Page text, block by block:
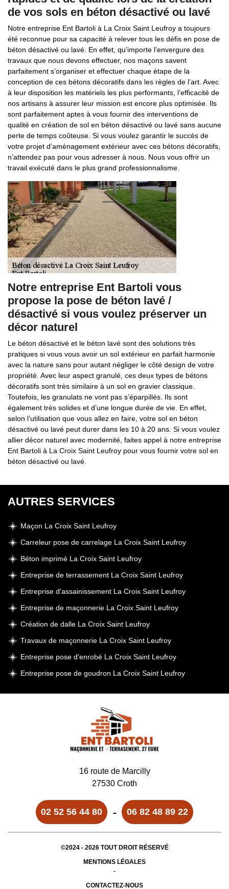
de vos sols en béton désactivé ou lavé
Notre entreprise Ent Bartoli à La Croix Saint Leufroy a toujours
été reconnue pour sa capacité à relever tous les défis en pose de
béton désactivé ou lavé. En effet, qu’importe l’envergure des
travaux que nous devons effectuer, nos maçons savent
parfaitement s’organiser et effectuer chaque étape de la
conception de ces bétons décoratifs dans les règles de l’art. Avec
à leur disposition les matériels les plus performants, l’efficacité de
nos artisans à assurer leur mission est encore plus optimisée. Ils
sont parfaitement aptes à vous fournir des interventions de
qualité en création de sol en béton désactivé ou lavé sans aucune
perte de temps coûteuse. Si vous voulez garantir le succès de
votre projet d’aménagement extérieur avec ces bétons décoratifs,
n’attendez pas pour vous adresser à nous. Nous vous offrir un
travail exécuté dans le plus grand professionnalisme.
Notre entreprise Ent Bartoli vous
propose la pose de béton lavé /
désactivé si vous voulez préserver un
décor naturel
Le béton désactivé et le béton lavé sont des solutions très
pratiques si vous vous avoir un sol extérieur en parfait harmonie
avec la nature sans pour autant négliger le côté design de votre
propriété. Avec leur aspect granulé, ces deux types de bétons
décoratifs sont très similaire à un sol en gravier classique.
Toutefois, les granulats ne vont pas s’éparpillés. Ils sont
également très solides et d’une longue durée de vie. En effet,
selon l’utilisation que vous allez en faire, votre sol en béton
désactivé ou lavé peut durer dans les 10 à 20 ans. Si vous voulez
allier décor naturel avec modernité, faites appel à notre entreprise
Ent Bartoli à La Croix Saint Leufroy pour vous fournir votre sol en
béton désactivé ou lavé.
AUTRES SERVICES
Maçon La Croix Saint Leufroy
Carreleur pose de carrelage La Croix Saint Leufroy
Béton imprimé La Croix Saint Leufroy
Entreprise de terrassement La Croix Saint Leufroy
Entreprise d'assainissement La Croix Saint Leufroy
Entreprise de maçonnerie La Croix Saint Leufroy
Création de dalle La Croix Saint Leufroy
Travaux de maçonnerie La Croix Saint Leufroy
Entreprise pose d'enrobé La Croix Saint Leufroy
Entreprise pose de goudron La Croix Saint Leufroy
16 route de Marcilly
27530 Croth
02 52 56 44 80 - 06 82 48 89 22
©2024 - 2026 TOUT DROIT RÉSERVÉ
MENTIONS LÉGALES
-
CONTACTEZ-NOUS